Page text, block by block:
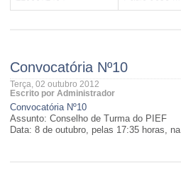
Convocatória Nº10
Terça, 02 outubro 2012
Escrito por Administrador
Convocatória Nº10
Assunto: Conselho de Turma do PIEF
Data: 8 de outubro, pelas 17:35 horas,